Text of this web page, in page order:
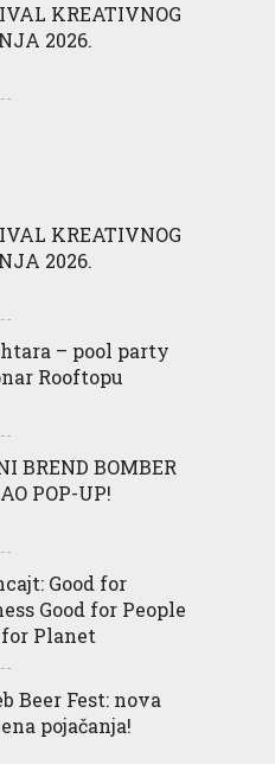
KREATIVNOG
2026.
KREATIVNOG
2026.
– pool party
Rooftopu
BREND BOMBER
POP-UP!
Good for
Good for People
for Planet
Beer Fest: nova
pojačanja!